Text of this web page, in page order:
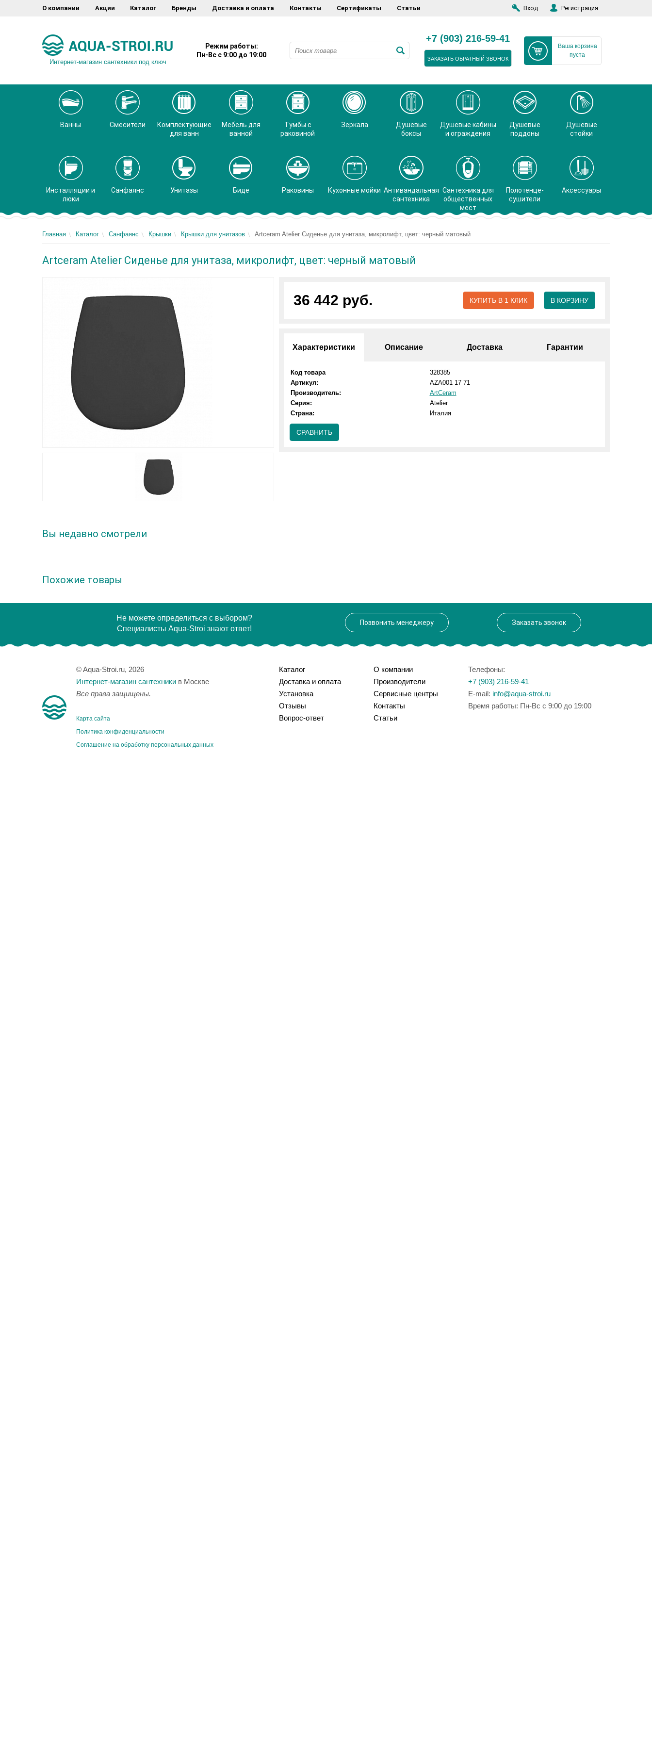
О компании Акции Каталог Бренды Доставка и оплата Контакты Сертификаты Статьи Вход Регистрация
Интернет-магазин сантехники под ключ
Режим работы:
Пн-Вс с 9:00 до 19:00
+7 (903) 216-59-41
ЗАКАЗАТЬ ОБРАТНЫЙ ЗВОНОК
Ваша корзина
пуста
Ванны Смесители
Комплектующие
для ванн
Мебель для
ванной
Тумбы с
раковиной
Зеркала
Душевые
боксы
Душевые кабины
и ограждения
Душевые
поддоны
Душевые
стойки
Инсталляции и
люки
Санфаянс Унитазы Биде Раковины Кухонные мойки Антивандальная
сантехника
Сантехника для
общественных
мест
Полотенце-
сушители
Аксессуары
Главная Каталог Санфаянс Крышки Крышки для унитазов Artceram Atelier Сиденье для унитаза, микролифт, цвет: черный матовый
Artceram Atelier Сиденье для унитаза, микролифт, цвет: черный матовый
36 442 руб. КУПИТЬ В 1 КЛИК В КОРЗИНУ
Характеристики Описание Доставка Гарантии
Код товара
328385
Артикул:
AZA001 17 71
Производитель:
ArtCeram
Серия:
Atelier
Страна:
Италия
СРАВНИТЬ
Вы недавно смотрели
Похожие товары
Не можете определиться с выбором?
Специалисты Aqua-Stroi знают ответ!
Позвонить менеджеру Заказать звонок
© Aqua-Stroi.ru, 2026
Интернет-магазин сантехники в Москве
Все права защищены.
Карта сайта
Политика конфиденциальности
Соглашение на обработку персональных данных
Каталог
Доставка и оплата
Установка
Отзывы
Вопрос-ответ
О компании
Производители
Сервисные центры
Контакты
Статьи
Телефоны:
+7 (903) 216-59-41
E-mail: info@aqua-stroi.ru
Время работы: Пн-Вс с 9:00 до 19:00